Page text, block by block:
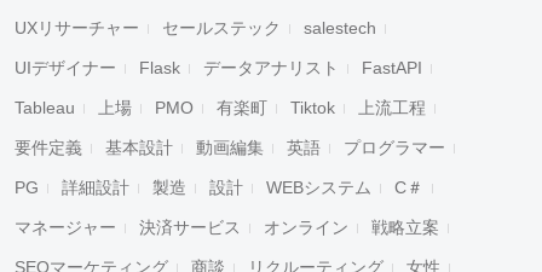
UXリサーチャー セールステック salestech
UIデザイナー Flask データアナリスト FastAPI
Tableau 上場 PMO 有楽町 Tiktok 上流工程
要件定義 基本設計 動画編集 英語 プログラマー
PG 詳細設計 製造 設計 WEBシステム C＃
マネージャー 決済サービス オンライン 戦略立案
SEOマーケティング 商談 リクルーティング 女性